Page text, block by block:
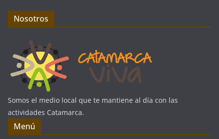
Nosotros
Somos el medio local que te mantiene al día con las
actividades Catamarca.
Menú